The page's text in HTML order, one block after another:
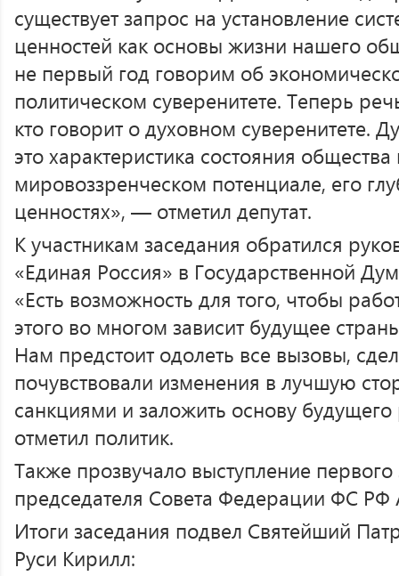
существует запрос на установление
ценностей как основы жизни нашего
не первый год говорим об
политическом суверенитете. Теперь
кто говорит о духовном суверенитете.
это характеристика состояния
мировоззренческом потенциале, его
ценностях», — отметил депутат.
К участникам заседания обратился
«Единая Россия» в Государственной
«Есть возможность для того, чтобы
этого во многом зависит будущее
Нам предстоит одолеть все вызовы,
почувствовали изменения в лучшую
санкциями и заложить основу
отметил политик.
Также прозвучало выступление первого
председателя Совета Федерации ФС РФ
Итоги заседания подвел Святейший
Руси Кирилл: